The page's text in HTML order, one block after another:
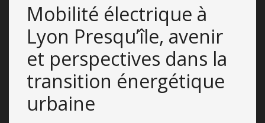
Mobilité électrique à
Lyon Presqu’île, avenir
et perspectives dans la
transition énergétique
urbaine